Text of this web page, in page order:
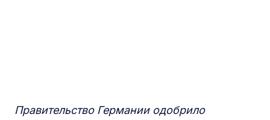
Правительство Германии одобрило